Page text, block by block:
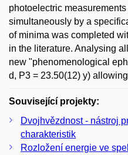
photoelectric
simultaneously by a
of minima was completed
in the literature. Analysing
new "phenomenological
d, P3 = 23.50(12) y)
Související projekty:
Dvojhvězdnost - nástroj
charakteristik
Rozložení energie ve